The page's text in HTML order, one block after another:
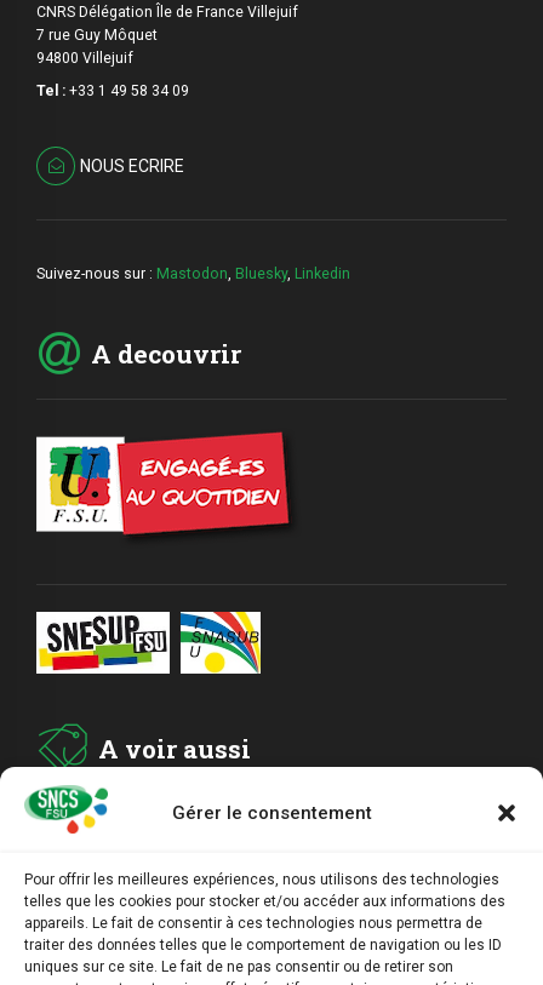
Gérer le consentement
Pour offrir les meilleures expériences, nous utilisons des technologies
telles que les cookies pour stocker et/ou accéder aux informations des
appareils. Le fait de consentir à ces technologies nous permettra de
traiter des données telles que le comportement de navigation ou les ID
uniques sur ce site. Le fait de ne pas consentir ou de retirer son
CNRS Délégation Île de France Villejuif
7 rue Guy Môquet
94800 Villejuif
Tel : +33 1 49 58 34 09
NOUS ECRIRE
Suivez-nous sur : Mastodon, Bluesky, Linkedin
A decouvrir
A voir aussi
ADHESION
ARCHIVES
AGENDA